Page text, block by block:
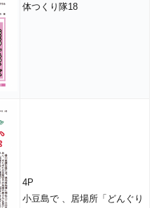
体つくり隊18
4P
小豆島で 、居場所「どんぐり